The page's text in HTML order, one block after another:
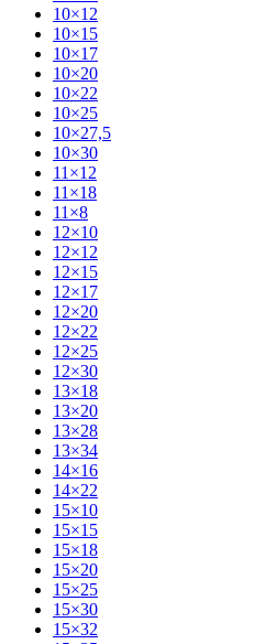
10×12
10×15
10×17
10×20
10×22
10×25
10×27,5
10×30
11×12
11×18
11×8
12×10
12×12
12×15
12×17
12×20
12×22
12×25
12×30
13×18
13×20
13×28
13×34
14×16
14×22
15×10
15×15
15×18
15×20
15×25
15×30
15×32